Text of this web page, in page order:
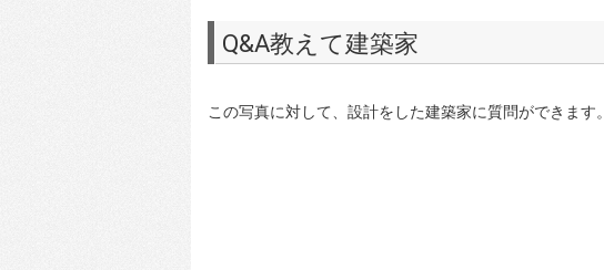
Q&A教えて建築家
この写真に対して、設計をした建築家に質問ができます。